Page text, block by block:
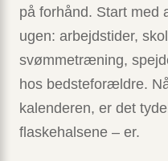
på forhånd. Start med
ugen: arbejdstider,
svømmetræning,
hos bedsteforældre.
kalenderen, er det
flaskehalsene – er.